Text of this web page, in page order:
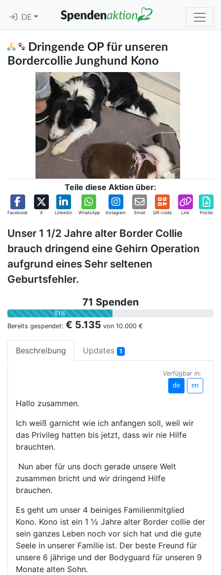
DE
Dringende OP für unseren
Bordercollie Junghund Kono
Teile diese Aktion über:
Facebook X Linkedin WhatsApp Instagram Email QR-code Link Poster
Unser 1 1/2 Jahre alter Border Collie
brauch dringend eine Gehirn Operation
aufgrund eines Sehr seltenen
Geburtsfehler.
71 Spenden
51%
Bereits gespendet: € 5.135 von 10.000 €
Beschreibung Updates 1
Verfügbar in:
de en
Hallo zusammen.
Ich weiß garnicht wie ich anfangen soll, weil wir
das Privileg hatten bis jetzt, dass wir nie Hilfe
brauchten.
Nun aber für uns doch gerade unsere Welt
zusammen bricht und wir dringend Hilfe
brauchen.
Es geht um unser 4 beiniges Familienmitglied
Kono. Kono ist ein 1 ½ Jahre alter Border collie der
sein ganzes Leben noch vor sich hat und die gute
Seele in unserer Familie ist. Der beste Freund für
unsere 6 jährige und der Bodyguard für unseren 9
Monate alten Sohn.